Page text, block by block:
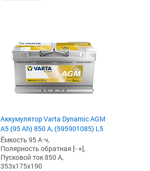
Аккумулятор Varta Dynamic AGM
A5 (95 Ah) 850 А, (595901085) L5
Ёмкость 95 А·ч,
Полярность обратная [- +],
Пусковой ток 850 А,
353x175x190